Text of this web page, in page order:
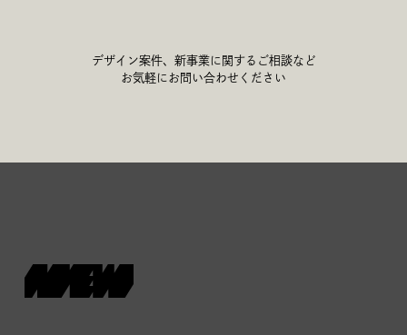
デザイン案件、新事業に関するご相談など
お気軽にお問い合わせください